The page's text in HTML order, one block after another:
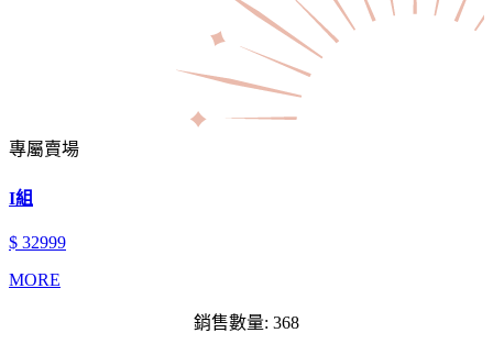
專屬賣場
I組
$ 32999
MORE
銷售數量: 368